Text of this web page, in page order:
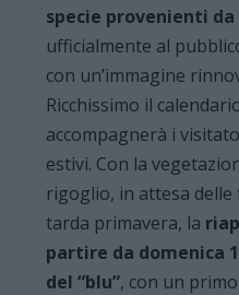
specie provenienti
ufficialmente al
con un’immagine
Ricchissimo il
accompagnerà i
estivi. Con la
rigoglio, in attesa
tarda primavera, la
partire da domenica
del “blu”, con un